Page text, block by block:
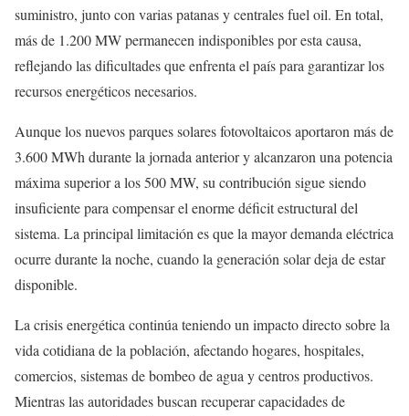
suministro, junto con varias patanas y centrales fuel oil. En total,
más de 1.200 MW permanecen indisponibles por esta causa,
reflejando las dificultades que enfrenta el país para garantizar los
recursos energéticos necesarios.
Aunque los nuevos parques solares fotovoltaicos aportaron más de
3.600 MWh durante la jornada anterior y alcanzaron una potencia
máxima superior a los 500 MW, su contribución sigue siendo
insuficiente para compensar el enorme déficit estructural del
sistema. La principal limitación es que la mayor demanda eléctrica
ocurre durante la noche, cuando la generación solar deja de estar
disponible.
La crisis energética continúa teniendo un impacto directo sobre la
vida cotidiana de la población, afectando hogares, hospitales,
comercios, sistemas de bombeo de agua y centros productivos.
Mientras las autoridades buscan recuperar capacidades de